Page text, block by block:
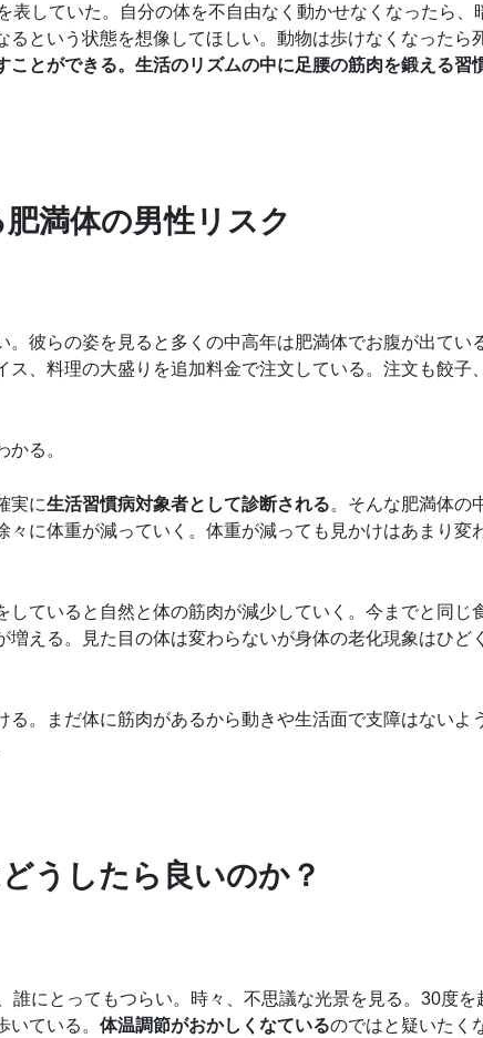
表していた。自分の体を不自由なく動かせなくなったら、
という状態を想像してほしい。動物は歩けなくなったら
ことができる。生活のリズムの中に足腰の筋肉を鍛える習
満体の男性リスク
彼らの姿を見ると多くの中高年は肥満体でお腹が出てい
、料理の大盛りを追加料金で注文している。注文も餃子
る。
実に生活習慣病対象者として診断される。そんな肥満体の
に体重が減っていく。体重が減っても見かけはあまり変
ていると自然と体の筋肉が減少していく。今までと同じ
える。見た目の体は変わらないが身体の老化現象はひど
。まだ体に筋肉があるから動きや生活面で支障はないよ
うしたら良いのか？
誰にとってもつらい。時々、不思議な光景を見る。30度を
ている。 体温調節がおかしくなているのではと疑いたく